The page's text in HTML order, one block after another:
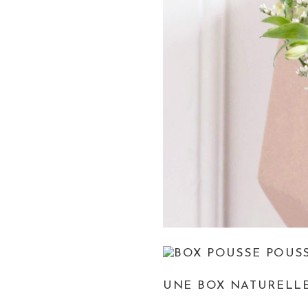
UNE BOX